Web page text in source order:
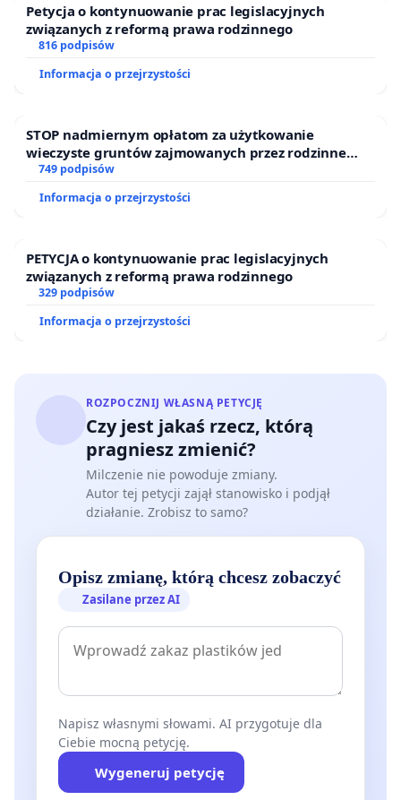
Petycja o kontynuowanie prac legislacyjnych
związanych z reformą prawa rodzinnego
816 podpisów
Informacja o przejrzystości
STOP nadmiernym opłatom za użytkowanie
wieczyste gruntów zajmowanych przez rodzinne
ogrody działkowe.
749 podpisów
Informacja o przejrzystości
PETYCJA o kontynuowanie prac legislacyjnych
związanych z reformą prawa rodzinnego
329 podpisów
Informacja o przejrzystości
ROZPOCZNIJ WŁASNĄ PETYCJĘ
Czy jest jakaś rzecz, którą
pragniesz zmienić?
Milczenie nie powoduje zmiany.
Autor tej petycji zajął stanowisko i podjął
działanie. Zrobisz to samo?
Opisz zmianę, którą chcesz zobaczyć
Zasilane przez AI
Napisz własnymi słowami. AI przygotuje dla
Ciebie mocną petycję.
Wygeneruj petycję